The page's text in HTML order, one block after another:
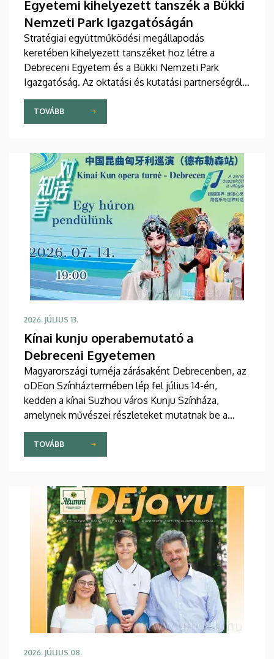
Egyetemi kihelyezett tanszék a Bükki
Nemzeti Park Igazgatóságán
Stratégiai együttműködési megállapodás
keretében kihelyezett tanszéket hoz létre a
Debreceni Egyetem és a Bükki Nemzeti Park
Igazgatóság. Az oktatási és kutatási partnerségről
szóló dokumentumot Fenyves Veronika, a
Debreceni Egyetem oktatási elnöke és Rónai
Kálmánné, a Bükki Nemzeti Park Igazgatóság
TOVÁBB
2026. JÚLIUS 13.
Kínai kunju operabemutató a
Debreceni Egyetemen
Magyarországi turnéja zárásaként Debrecenben, az
oDEon Színháztermében lép fel július 14-én,
kedden a kínai Suzhou város Kunju Színháza,
amelynek művészei részleteket mutatnak be a
több mint 600 éves Kun opera legszebb darabjából.
Az előadás a Debreceni Egyetem (DE)
Bölcsészettudományi Kar (BTK) Konfuciusz
Központtal és az Ott-Home International Meeting
Point-tal való együttműködés keretében valósul
TOVÁBB
2026. JÚLIUS 08.